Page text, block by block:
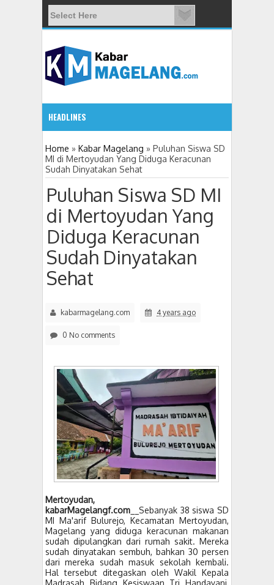
HEADLINES
5:32 PM
11 Siswa SMPN 3 Candimulyo Diduga Keracunan Menu
Home » Kabar Magelang » Puluhan Siswa SD
MI di Mertoyudan Yang Diduga Keracunan
Sudah Dinyatakan Sehat
Puluhan Siswa SD MI
di Mertoyudan Yang
Diduga Keracunan
Sudah Dinyatakan
Sehat
kabarmagelang.com 4 years ago
0 No comments
Mertoyudan,
kabarMagelangf.com __Sebanyak 38 siswa SD
MI Ma'arif Bulurejo, Kecamatan Mertoyudan,
Magelang yang diduga keracunan makanan
sudah dipulangkan dari rumah sakit. Mereka
sudah dinyatakan sembuh, bahkan 30 persen
dari mereka sudah masuk sekolah kembali.
Hal tersebut ditegaskan oleh Wakil Kepala
Madrasah Bidang Kesiswaan Tri Handayani,